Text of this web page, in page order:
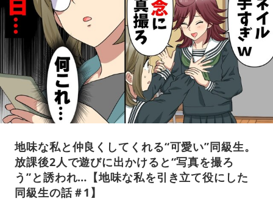
地味な私と仲良くしてくれる“可愛い”同級生。
放課後2人で遊びに出かけると“写真を撮ろ
う”と誘われ…【地味な私を引き立て役にした
同級生の話＃1】